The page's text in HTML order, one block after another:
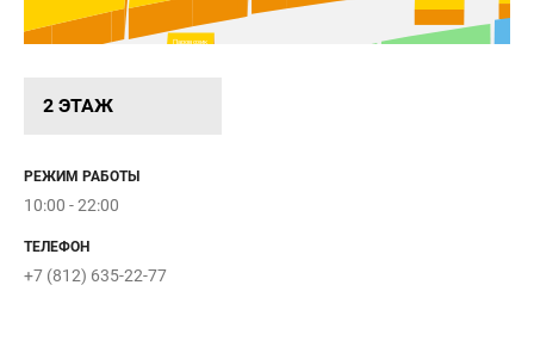
2 ЭТАЖ
РЕЖИМ РАБОТЫ
10:00 - 22:00
ТЕЛЕФОН
+7 (812) 635-22-77
Velvet
Паровозик